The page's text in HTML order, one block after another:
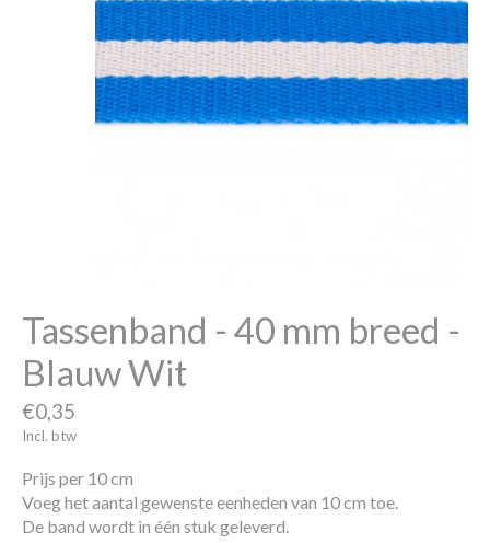
Tassenband - 40 mm breed -
Blauw Wit
€0,35
Incl. btw
Prijs per 10 cm
Voeg het aantal gewenste eenheden van 10 cm toe.
De band wordt in één stuk geleverd.